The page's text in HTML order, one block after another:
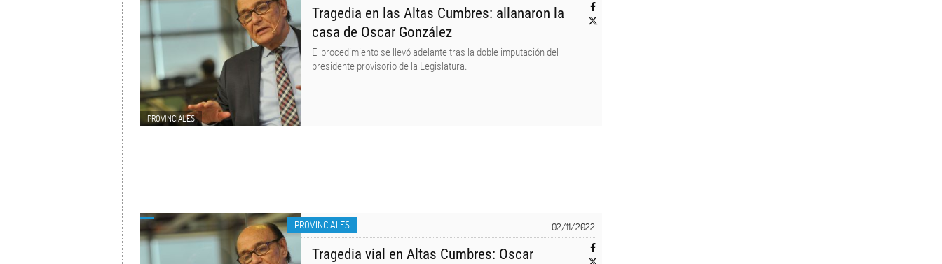
PROVINCIALES
Tragedia en las Altas Cumbres: allanaron la
casa de Oscar González
El procedimiento se llevó adelante tras la doble imputación del
presidente provisorio de la Legislatura.
02/11/2022
PROVINCIALES
Tragedia vial en Altas Cumbres: Oscar